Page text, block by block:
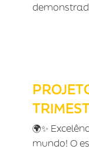
🌍✨
mundo! O